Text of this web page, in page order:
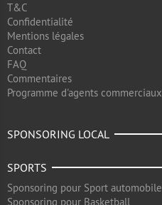
T&C
Confidentialité
Mentions légales
Contact
FAQ
Commentaires
Programme d'agents commerciaux
SPONSORING LOCAL
SPORTS
Sponsoring pour Sport automobile
Sponsoring pour Basketball